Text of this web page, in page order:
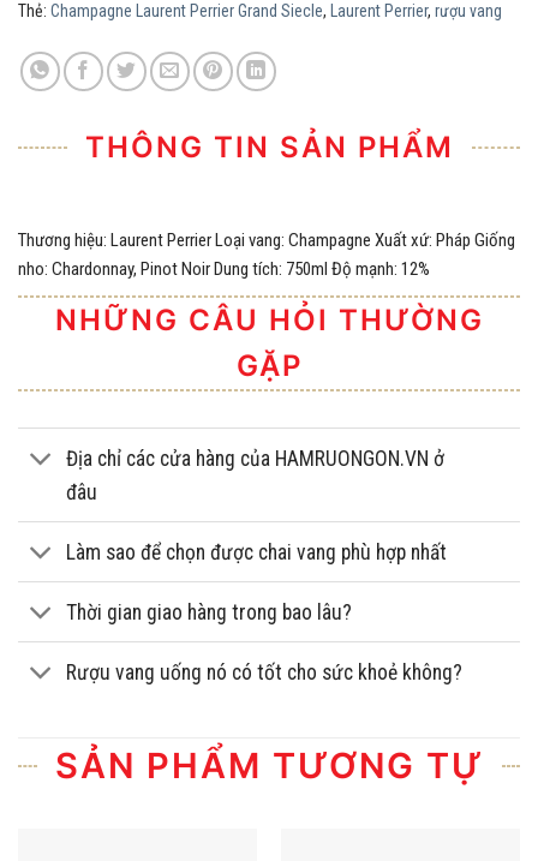
Thẻ: Champagne Laurent Perrier Grand Siecle, Laurent Perrier, rượu vang
THÔNG TIN SẢN PHẨM
Thương hiệu: Laurent Perrier Loại vang: Champagne Xuất xứ: Pháp Giống
nho: Chardonnay, Pinot Noir Dung tích: 750ml Độ mạnh: 12%
NHỮNG CÂU HỎI THƯỜNG
GẶP
Địa chỉ các cửa hàng của HAMRUONGON.VN ở
đâu
Làm sao để chọn được chai vang phù hợp nhất
Thời gian giao hàng trong bao lâu?
Rượu vang uống nó có tốt cho sức khoẻ không?
SẢN PHẨM TƯƠNG TỰ